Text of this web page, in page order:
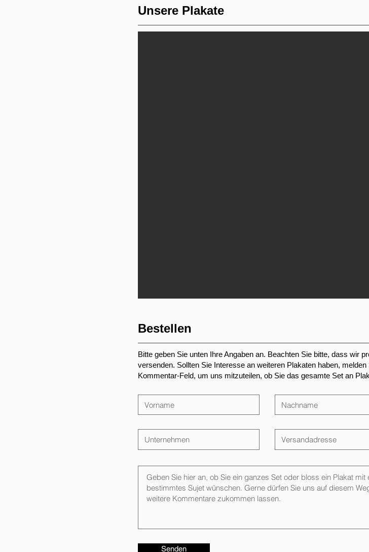
Unsere Plakate
Bestellen
Bitte geben Sie unten Ihre Angaben an. Beachten Sie bitte, dass wir
versenden. Sollten Sie Interesse an weiteren Plakaten haben,
Kommentar-Feld, um uns mitzuteilen, ob Sie das gesamte Set an
Senden